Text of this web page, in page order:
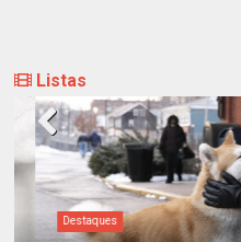
Listas
Destaques